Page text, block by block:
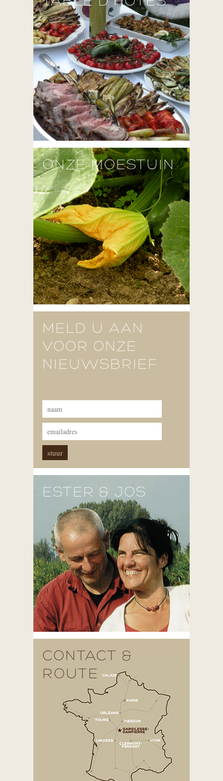
ONZE MOESTUIN
MELD U AAN
VOOR ONZE
NIEUWSBRIEF
ESTER & JOS
CONTACT &
ROUTE